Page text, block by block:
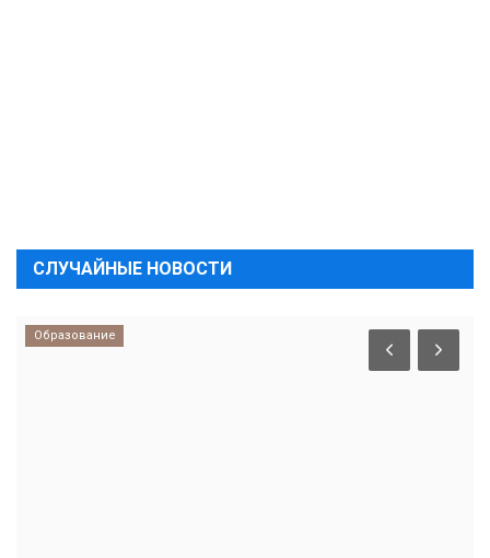
СЛУЧАЙНЫЕ НОВОСТИ
Образование